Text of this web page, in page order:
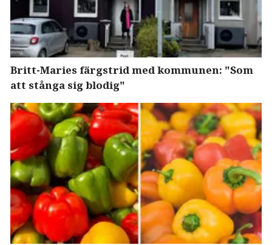
Britt-Maries färgstrid med kommunen: "Som
att stånga sig blodig"